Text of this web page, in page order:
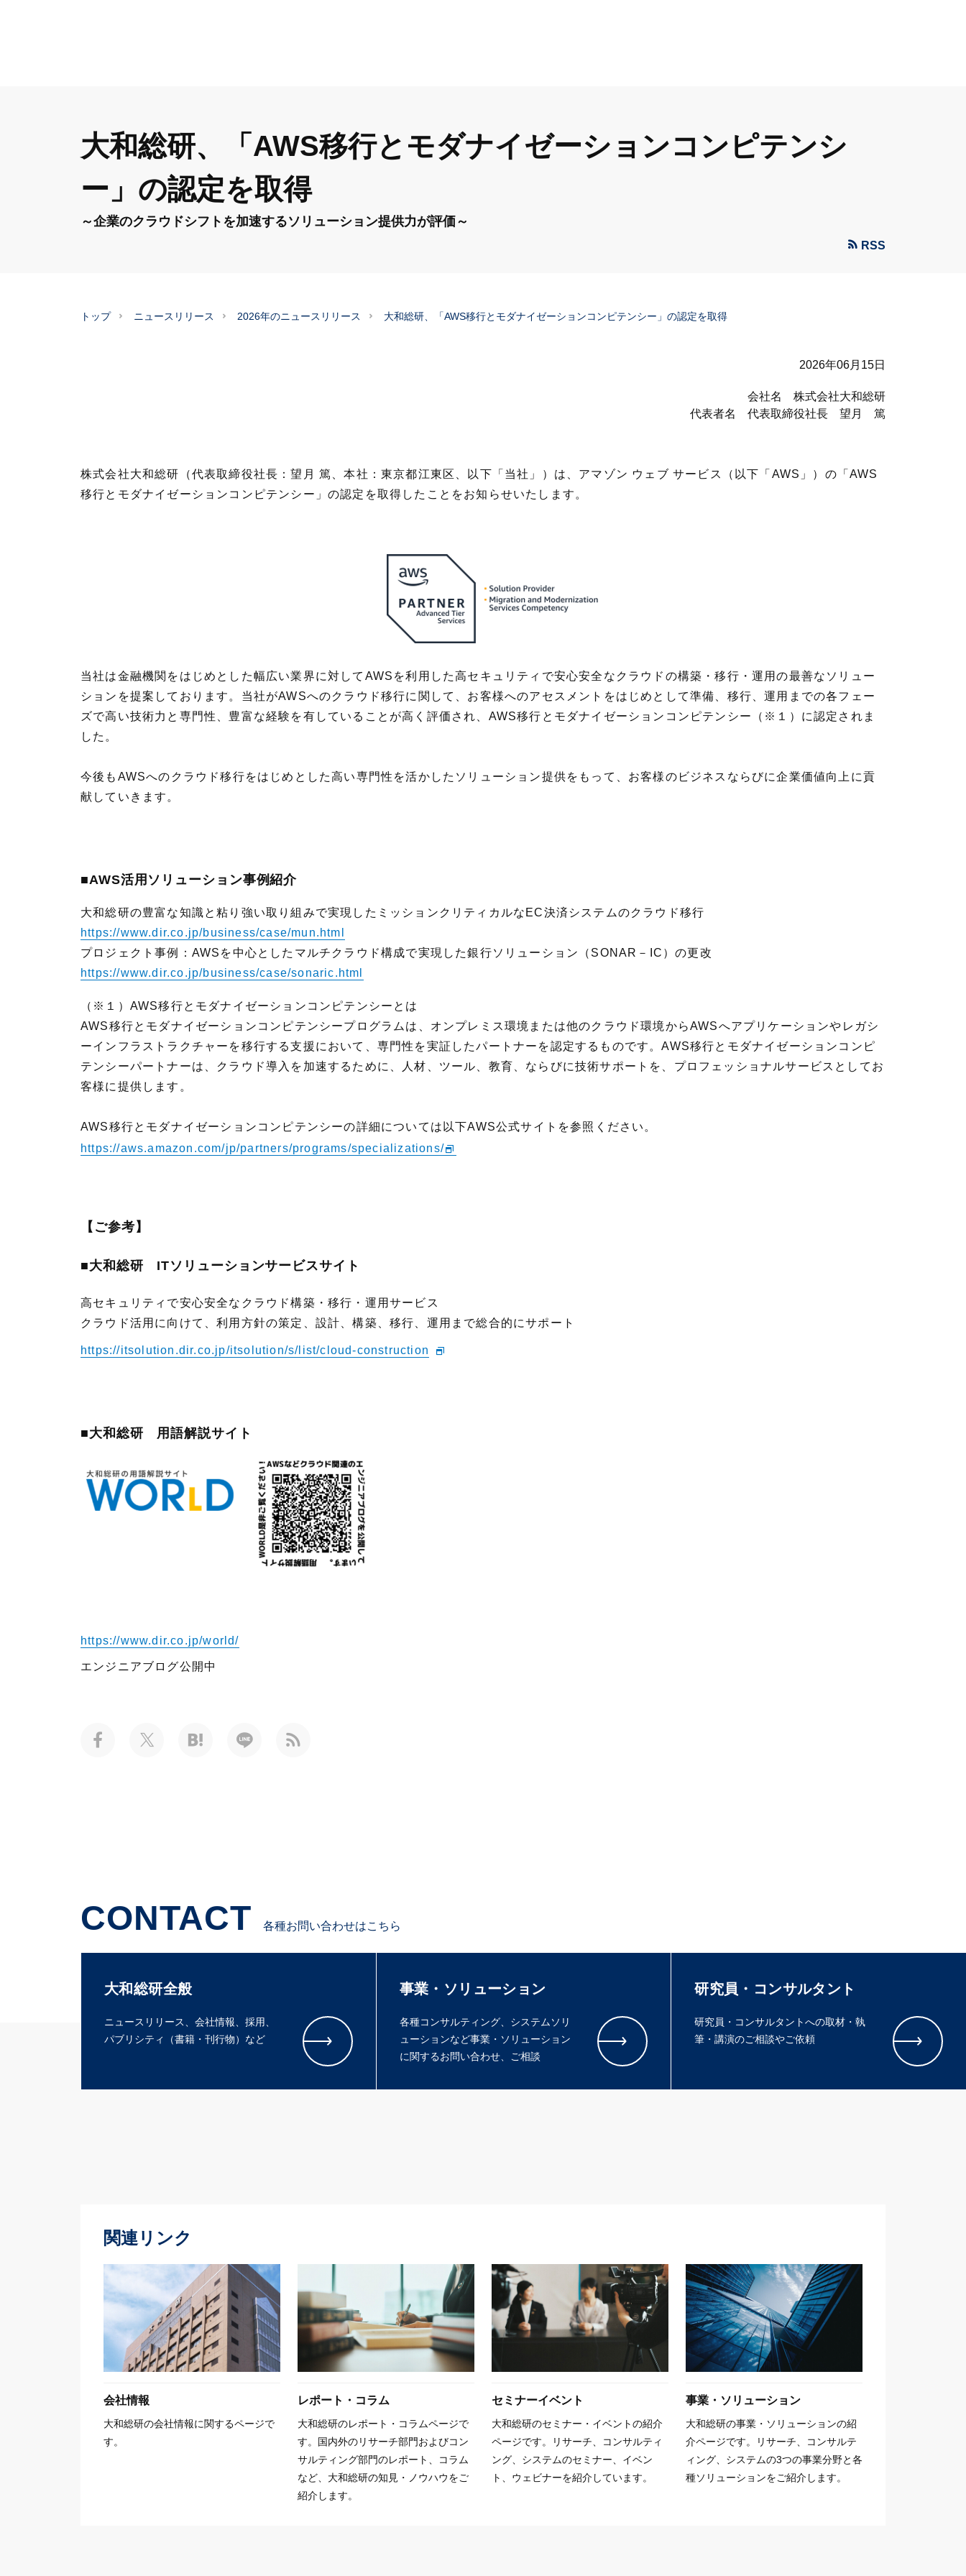
大和総研、「AWS移行とモダナイゼーションコンピテンシ
ー」の認定を取得
～企業のクラウドシフトを加速するソリューション提供力が評価～
RSS
トップ ニュースリリース 2026年のニュースリリース 大和総研、「AWS移行とモダナイゼーションコンピテンシー」の認定を取得
2026年06月15日
会社名 株式会社大和総研
代表者名 代表取締役社長 望月 篤
株式会社大和総研（代表取締役社長：望月 篤、本社：東京都江東区、以下「当社」）は、アマゾン ウェブ サービス（以下「AWS」）の「AWS
移行とモダナイゼーションコンピテンシー」の認定を取得したことをお知らせいたします。
当社は金融機関をはじめとした幅広い業界に対してAWSを利用した高セキュリティで安心安全なクラウドの構築・移行・運用の最善なソリュー
ションを提案しております。当社がAWSへのクラウド移行に関して、お客様へのアセスメントをはじめとして準備、移行、運用までの各フェー
ズで高い技術力と専門性、豊富な経験を有していることが高く評価され、AWS移行とモダナイゼーションコンピテンシー（※１）に認定されま
した。
今後もAWSへのクラウド移行をはじめとした高い専門性を活かしたソリューション提供をもって、お客様のビジネスならびに企業価値向上に貢
献していきます。
■AWS活用ソリューション事例紹介
大和総研の豊富な知識と粘り強い取り組みで実現したミッションクリティカルなEC決済システムのクラウド移行
https://www.dir.co.jp/business/case/mun.html
プロジェクト事例：AWSを中心としたマルチクラウド構成で実現した銀行ソリューション（SONAR－IC）の更改
https://www.dir.co.jp/business/case/sonaric.html
（※１）AWS移行とモダナイゼーションコンピテンシーとは
AWS移行とモダナイゼーションコンピテンシープログラムは、オンプレミス環境または他のクラウド環境からAWSへアプリケーションやレガシ
ーインフラストラクチャーを移行する支援において、専門性を実証したパートナーを認定するものです。AWS移行とモダナイゼーションコンピ
テンシーパートナーは、クラウド導入を加速するために、人材、ツール、教育、ならびに技術サポートを、プロフェッショナルサービスとしてお
客様に提供します。
AWS移行とモダナイゼーションコンピテンシーの詳細については以下AWS公式サイトを参照ください。
https://aws.amazon.com/jp/partners/programs/specializations/
【ご参考】
■大和総研 ITソリューションサービスサイト
高セキュリティで安心安全なクラウド構築・移行・運用サービス
クラウド活用に向けて、利用方針の策定、設計、構築、移行、運用まで総合的にサポート
https://itsolution.dir.co.jp/itsolution/s/list/cloud-construction
■大和総研 用語解説サイト
https://www.dir.co.jp/world/
エンジニアブログ公開中
CONTACT 各種お問い合わせはこちら
大和総研全般
ニュースリリース、会社情報、採用、
パブリシティ（書籍・刊行物）など
事業・ソリューション
各種コンサルティング、システムソリ
ューションなど事業・ソリューション
に関するお問い合わせ、ご相談
研究員・コンサルタント
研究員・コンサルタントへの取材・執
筆・講演のご相談やご依頼
関連リンク
会社情報
大和総研の会社情報に関するページで
す。
レポート・コラム
大和総研のレポート・コラムページで
す。国内外のリサーチ部門およびコン
サルティング部門のレポート、コラム
など、大和総研の知見・ノウハウをご
紹介します。
セミナーイベント
大和総研のセミナー・イベントの紹介
ページです。リサーチ、コンサルティ
ング、システムのセミナー、イベン
ト、ウェビナーを紹介しています。
事業・ソリューション
大和総研の事業・ソリューションの紹
介ページです。リサーチ、コンサルテ
ィング、システムの3つの事業分野と各
種ソリューションをご紹介します。